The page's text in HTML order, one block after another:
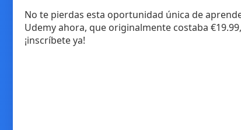
No te pierdas esta oportunidad única de
Udemy ahora, que originalmente costaba
¡inscríbete ya!